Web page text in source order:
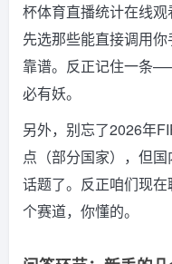
杯体育直播统计在线
先选那些能直接调用
靠谱。反正记住一条
必有妖。
另外，别忘了2026年
点（部分国家），但
话题了。反正咱们现在
个赛道，你懂的。